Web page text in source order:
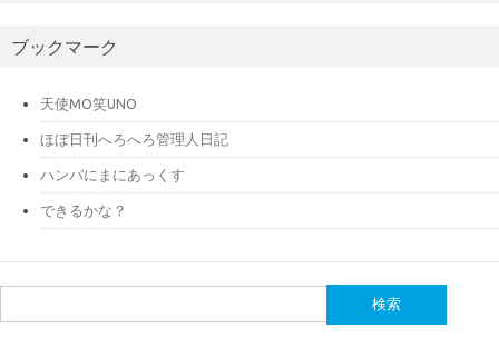
ブックマーク
天使MO笑UNO
ほぼ日刊へろへろ管理人日記
ハンパにまにあっくす
できるかな？
索: